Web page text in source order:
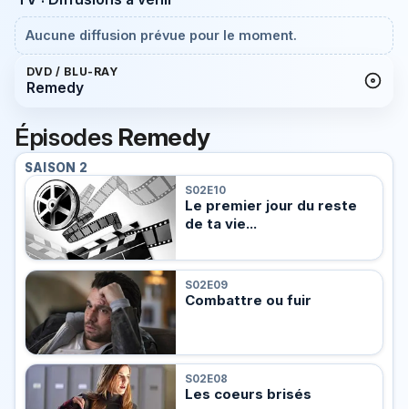
Aucune diffusion prévue pour le moment.
DVD / BLU-RAY
Remedy
Épisodes Remedy
SAISON 2
S02E10
Le premier jour du reste
de ta vie...
S02E09
Combattre ou fuir
S02E08
Les coeurs brisés